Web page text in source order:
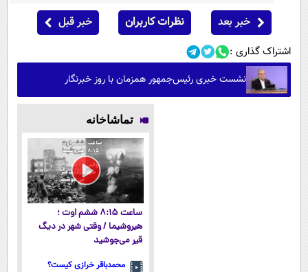
خبر بعد نظرات کاربران خبر قبل
اشتراک گذاری :
نشست خبری رئیس‌جمهور همزمان با روز خبرنگار
تماشاخانه
ساعت ۸:۱۵ ششم اوت ؛
هیروشیما / وقتی شهر در دیگ
قیر می‌جوشید
محمدباقر خرازی کیست؟